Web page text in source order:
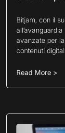
Bitjam, con il
avanzate per
contenuti
Read More >